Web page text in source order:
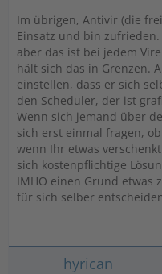
Im übrigen, Antivir (die
Einsatz und bin
aber das ist bei jedem
hält sich das in Grenzen.
einstellen, dass er sich
den Scheduler, der ist
Wenn sich jemand über
sich erst einmal fragen,
wenn Ihr etwas
sich kostenpflichtige
IMHO einen Grund etwas
für sich selber
hyrican